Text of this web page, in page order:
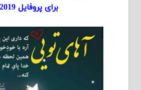
برای پروفایل 2019